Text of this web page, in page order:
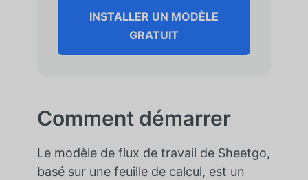
INSTALLER UN MODÈLE
GRATUIT
Comment démarrer
Le modèle de flux de travail de Sheetgo,
basé sur une feuille de calcul, est un